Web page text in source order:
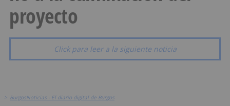
proyecto
Click para leer a la siguiente noticia
> BurgosNoticias - El diario digital de Burgos